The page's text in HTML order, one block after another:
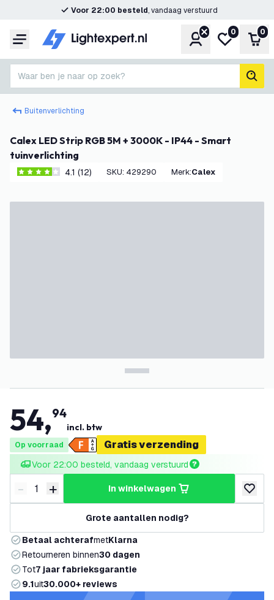
Voor 22:00 besteld, vandaag verstuurd
Menu Account
Mijn
0 0
Waar ben je naar op zoek?
Buitenverlichting
Calex LED Strip RGB 5M + 3000K - IP44 - Smart
tuinverlichting
4.1 score sterren
4.1 (12) SKU: 429290 Merk: Calex
54,94
incl. btw
Op voorraad Gratis verzending
Voor 22:00 besteld, vandaag verstuurd
Verminder hoeveelheid
- Verhoog hoeveelheid
+ in winkelwagen
Grote aantallen nodig?
Betaal achterafmetKlarna
Retourneren binnen30 dagen
Tot7 jaar fabrieksgarantie
9.1uit30.000+ reviews